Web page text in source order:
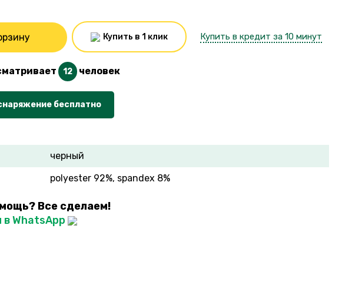
Купить в 1 клик Купить в кредит за 10 минут
12 человек
бесплатно
черный
рolyester 92%, spandex 8%
Все сделаем!
в WhatsApp